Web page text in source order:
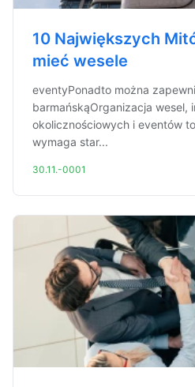
10 Największych
mieć wesele
eventyPonadto można
barmańskąOrganizacja wesel,
okolicznościowych i eventów
wymaga star...
30.11.-0001